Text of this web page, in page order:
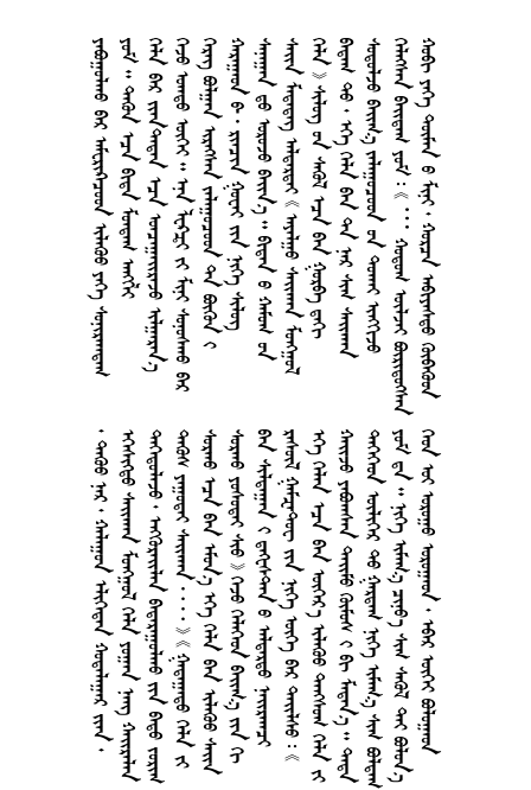
                                                               …          
                                                                                     